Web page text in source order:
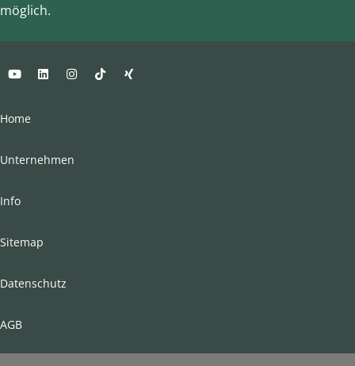
möglich.
Home
Unternehmen
Info
Sitemap
Datenschutz
AGB